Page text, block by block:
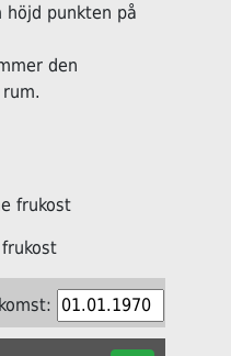
höjd punkten på
den
frukost